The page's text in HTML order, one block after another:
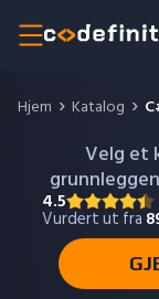
Hjem Katalog
Velg et
4.5
Vurdert ut fra